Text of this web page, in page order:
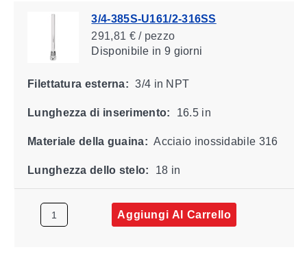
3/4-385S-U161/2-316SS
291,81 € / pezzo
Disponibile in 9 giorni
Filettatura esterna: 3/4 in NPT
Lunghezza di inserimento: 16.5 in
Materiale della guaina: Acciaio inossidabile 316
Lunghezza dello stelo: 18 in
Aggiungi Al Carrello